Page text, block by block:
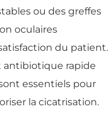
ou des greffes
oculaires
du patient.
antibiotique rapide
essentiels pour
la cicatrisation.